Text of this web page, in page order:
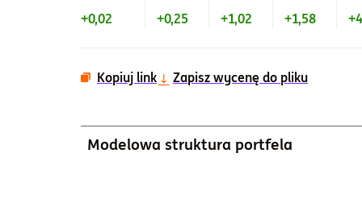
+0,02 +0,25 +1,02 +1,58
Kopiuj link Zapisz wycenę do pliku
Modelowa struktura portfela